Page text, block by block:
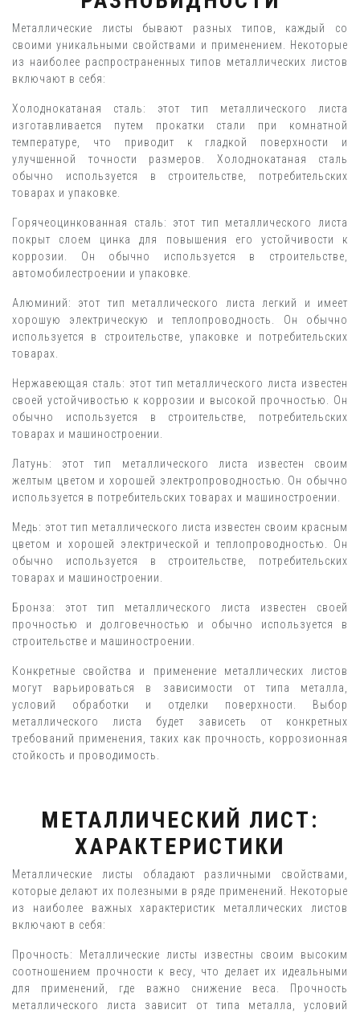
Металлические листы бывают разных типов, каждый со
своими уникальными свойствами и применением. Некоторые
из наиболее распространенных типов металлических листов
включают в себя:
Холоднокатаная сталь: этот тип металлического листа
изготавливается путем прокатки стали при комнатной
температуре, что приводит к гладкой поверхности и
улучшенной точности размеров. Холоднокатаная сталь
обычно используется в строительстве, потребительских
товарах и упаковке.
Горячеоцинкованная сталь: этот тип металлического листа
покрыт слоем цинка для повышения его устойчивости к
коррозии. Он обычно используется в строительстве,
автомобилестроении и упаковке.
Алюминий: этот тип металлического листа легкий и имеет
хорошую электрическую и теплопроводность. Он обычно
используется в строительстве, упаковке и потребительских
товарах.
Нержавеющая сталь: этот тип металлического листа известен
своей устойчивостью к коррозии и высокой прочностью. Он
обычно используется в строительстве, потребительских
товарах и машиностроении.
Латунь: этот тип металлического листа известен своим
желтым цветом и хорошей электропроводностью. Он обычно
используется в потребительских товарах и машиностроении.
Медь: этот тип металлического листа известен своим красным
цветом и хорошей электрической и теплопроводностью. Он
обычно используется в строительстве, потребительских
товарах и машиностроении.
Бронза: этот тип металлического листа известен своей
прочностью и долговечностью и обычно используется в
строительстве и машиностроении.
Конкретные свойства и применение металлических листов
могут варьироваться в зависимости от типа металла,
условий обработки и отделки поверхности. Выбор
металлического листа будет зависеть от конкретных
требований применения, таких как прочность, коррозионная
стойкость и проводимость.
МЕТАЛЛИЧЕСКИЙ ЛИСТ:
ХАРАКТЕРИСТИКИ
Металлические листы обладают различными свойствами,
которые делают их полезными в ряде применений. Некоторые
из наиболее важных характеристик металлических листов
включают в себя:
Прочность: Металлические листы известны своим высоким
соотношением прочности к весу, что делает их идеальными
для применений, где важно снижение веса. Прочность
металлического листа зависит от типа металла, условий